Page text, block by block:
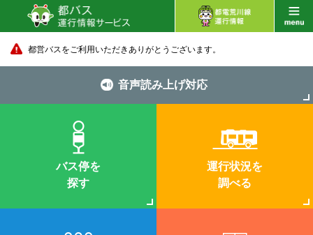
都営バスをご利用いただきありがとうございます。
音声読み上げ対応
バス停を
探す
運行状況を
調べる